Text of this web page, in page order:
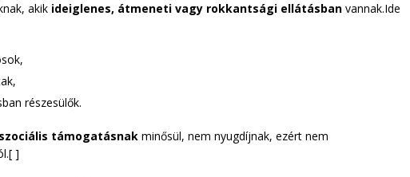
akik ideiglenes, átmeneti vagy rokkantsági ellátásban vannak.Ide
részesülők.
szociális támogatásnak minősül, nem nyugdíjnak, ezért nem
]